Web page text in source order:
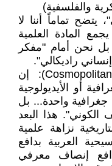
والفلسفية)
تماماً أننا لا
المادة العلمية
نحن أمام "مفكر
راديكالي".
العقلية الكونية الممتدة (Cosmopolitan Mind): إن
أو الأيديولوجية
جغرافية واحدة... بل
الكوني". هذا البعد
نزاهة علمية
العربية بدافع
إنصاف معرفي